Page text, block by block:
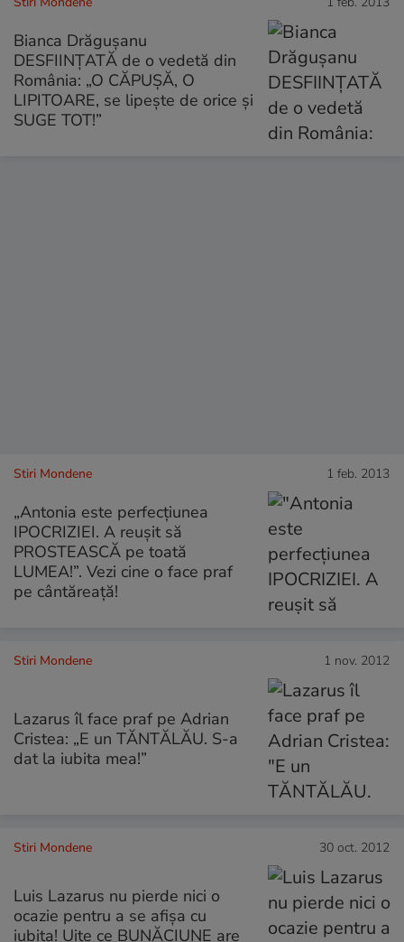
Bianca Drăguşanu
DESFIINŢATĂ de o vedetă din
România: „O CĂPUŞĂ, O
LIPITOARE, se lipeşte de orice şi
SUGE TOT!”
Stiri Mondene 1 feb. 2013
„Antonia este perfecțiunea
IPOCRIZIEI. A reușit să
PROSTEASCĂ pe toată
LUMEA!”. Vezi cine o face praf
pe cântăreață!
Stiri Mondene 1 nov. 2012
Lazarus îl face praf pe Adrian
Cristea: „E un TĂNTĂLĂU. S-a
dat la iubita mea!”
Stiri Mondene 30 oct. 2012
Luis Lazarus nu pierde nici o
ocazie pentru a se afişa cu
iubita! Uite ce BUNĂCIUNE are